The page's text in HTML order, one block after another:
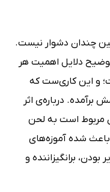
چندان دشوار نیست.
دلایل اهمیت هر
و این کاری‌ست که
درباره‌ی اثر
مربوط است به لحن
شده آموزه‌های
برانگیزاننده و